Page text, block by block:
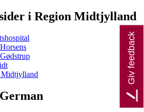
i Region Midtjylland
Midtjylland
Giv feedback